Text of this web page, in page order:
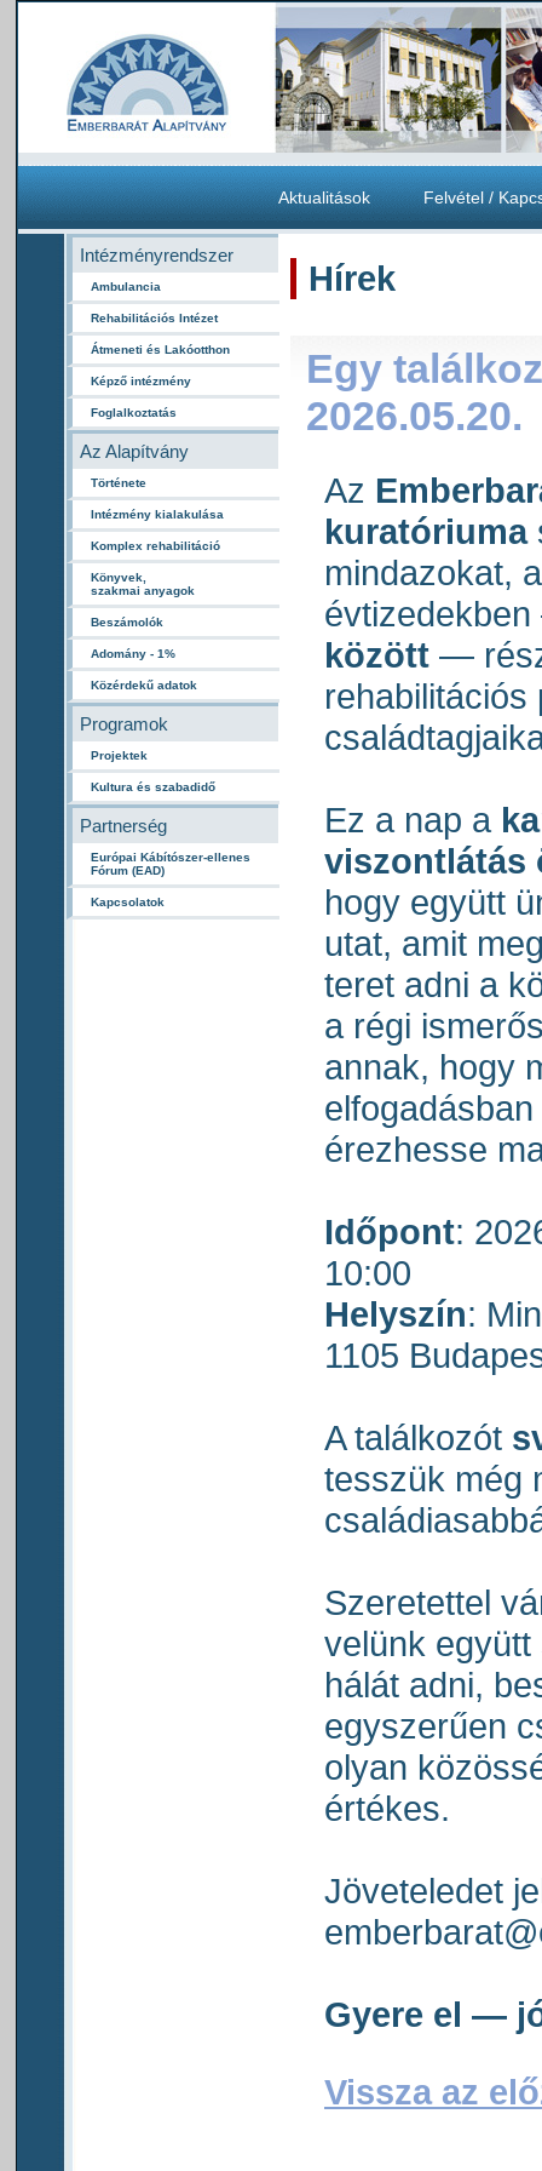
Aktualitások Felvétel /
Intézményrendszer
Ambulancia
Rehabilitációs Intézet
Átmeneti és Lakóotthon
Képző intézmény
Foglalkoztatás
Az Alapítvány
Története
Intézmény kialakulása
Komplex rehabilitáció
Könyvek,
szakmai anyagok
Beszámolók
Adomány - 1%
Közérdekű adatok
Programok
Projektek
Kultura és szabadidő
Partnerség
Európai Kábítószer-ellenes
Fórum (EAD)
Kapcsolatok
Hírek
Egy
2026.05.20.
Az
kuratóriuma
mindazokat,
között —
rehabilitációs
Ez a nap a
viszontlátás
hogy együtt
utat, amit
teret adni a
a régi
annak, hogy
érezhesse
Időpont:
10:00
Helyszín:
1105
A találkozót
tesszük még
Szeretettel
velünk
hálát adni,
egyszerűen
olyan
értékes.
Jöveteledet
Gyere el —
Vissza az